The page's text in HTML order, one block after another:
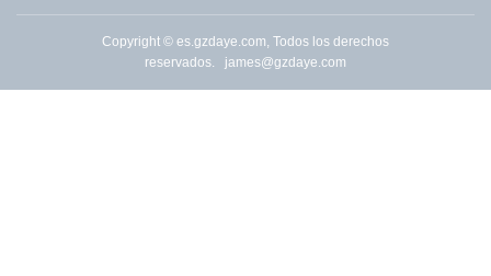
Copyright © es.gzdaye.com, Todos los derechos
reservados. james@gzdaye.com